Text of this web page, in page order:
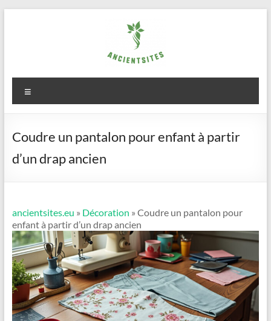
ancientsites.eu
Coudre un pantalon pour enfant à partir
d’un drap ancien
ancientsites.eu » Décoration » Coudre un pantalon pour
enfant à partir d’un drap ancien